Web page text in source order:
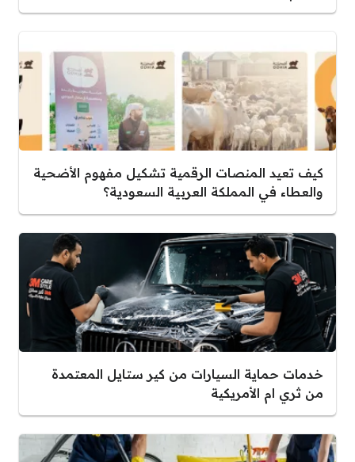
كيف تعيد المنصات الرقمية تشكيل مفهوم الأضحية
والعطاء في المملكة العربية السعودية؟
خدمات حماية السيارات من كير ستايل المعتمدة
من ثري ام الأمريكية